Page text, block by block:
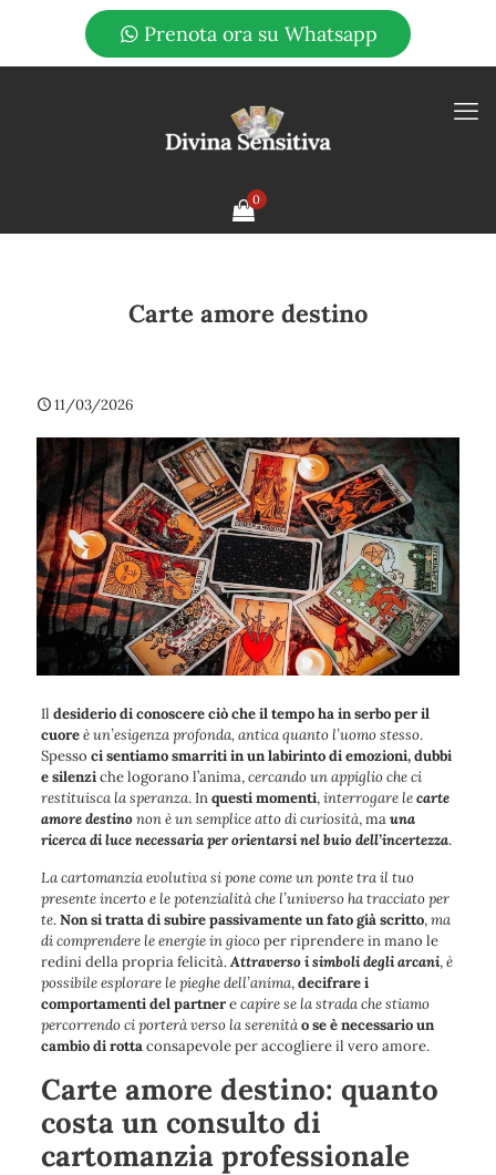
Prenota ora su Whatsapp
0
Carte amore destino
11/03/2026
Il desiderio di conoscere ciò che il tempo ha in serbo per il
cuoreè un’esigenza profonda, antica quanto l’uomo stesso.
Spesso ci sentiamo smarriti in un labirinto di emozioni, dubbi
e silenziche logorano l’anima,cercando un appiglio che ci
restituisca la speranza.Inquesti momenti,interrogare lecarte
amore destinonon è un semplice atto di curiosità, mauna
ricerca di luce necessaria per orientarsi nel buio dell’incertezza.
La cartomanzia evolutiva si pone come un ponte tra il tuo
presente incerto e le potenzialità che l’universo ha tracciato per
te.Non si tratta di subire passivamente un fato già scritto,ma
di comprendere le energie in giocoper riprendere in mano le
redini della propria felicità.Attraverso i simboli degli arcani,è
possibile esplorare le pieghe dell’anima,decifrare i
comportamenti del partnerecapire se la strada che stiamo
percorrendo ci porterà verso la serenitào se è necessario un
cambio di rottaconsapevole per accogliere il vero amore.
Carte amore destino: quanto
costa un consulto di
cartomanzia professionale